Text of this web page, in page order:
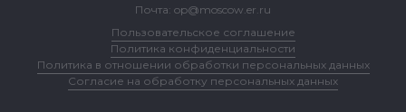
Почта: op@moscow.er.ru
Пользовательское соглашение
Политика конфиденциальности
Политика в отношении обработки персональных данных
Согласие на обработку персональных данных